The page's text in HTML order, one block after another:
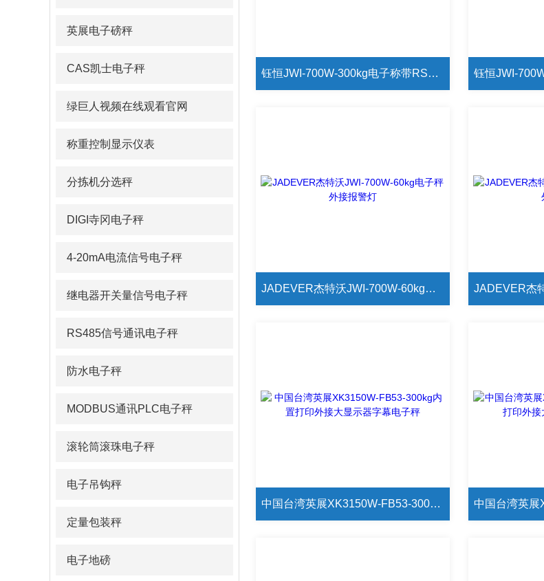
英展电子磅秤
CAS凯士电子秤
绿巨人视频在线观看官网
称重控制显示仪表
分拣机分选秤
DIGI寺冈电子秤
4-20mA电流信号电子秤
继电器开关量信号电子秤
RS485信号通讯电子秤
防水电子秤
MODBUS通讯PLC电子秤
滚轮筒滚珠电子秤
电子吊钩秤
定量包装秤
电子地磅
钰恒JWI-700W-300kg电子称带RS232串口
JADEVER杰特沃JWI-700W-60kg电子秤外接报警灯
中国台湾英展XK3150W-FB53-300kg内置打印外接大显示器字幕电子秤